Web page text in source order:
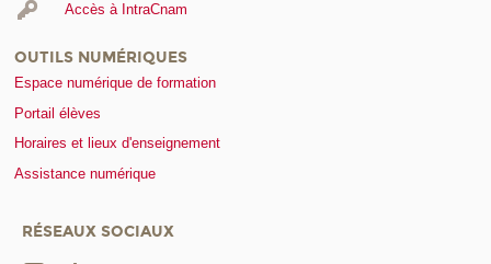
Accès à IntraCnam
OUTILS NUMÉRIQUES
Espace numérique de formation
Portail élèves
Horaires et lieux d'enseignement
Assistance numérique
RÉSEAUX SOCIAUX